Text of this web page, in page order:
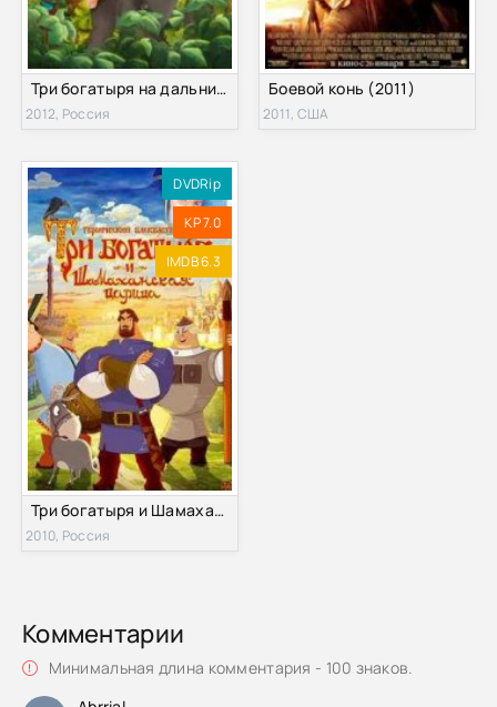
Три богатыря на дальних берегах (2012)
2012, Россия
Боевой конь (2011)
2011, США
DVDRip
KP 7.0
IMDB 6.3
Три богатыря и Шамаханская царица (2010)
2010, Россия
Комментарии
Минимальная длина комментария - 100 знаков.